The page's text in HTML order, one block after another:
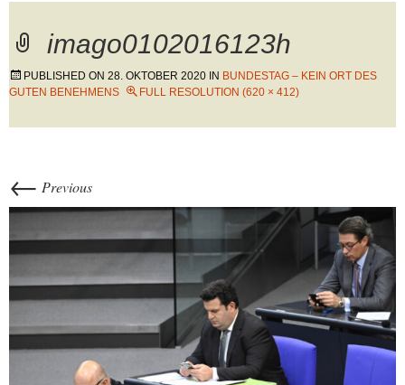
imago0102016123h
PUBLISHED ON 28. OKTOBER 2020 IN BUNDESTAG – KEIN ORT DES
GUTEN BENEHMENS
FULL RESOLUTION (620 × 412)
← Previous